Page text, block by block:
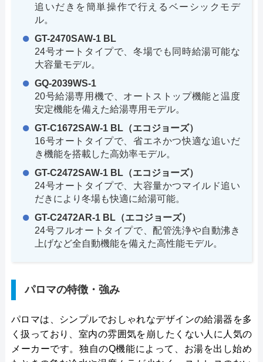
追いだきを簡単操作で行えるベーシックモデ
ル。
GT-2470SAW-1 BL
24号オートタイプで、冬場でも同時給湯可能な
大容量モデル。
GQ-2039WS-1
20号給湯専用機で、オートストップ機能と温度
安定機能を備えた給湯専用モデル。
GT-C1672SAW-1 BL（エコジョーズ）
16号オートタイプで、省エネかつ快適な追いだ
き機能を搭載した高効率モデル。
GT-C2472SAW-1 BL（エコジョーズ）
24号オートタイプで、大容量かつマイルド追い
だきにより冬場も快適に給湯可能。
GT-C2472AR-1 BL（エコジョーズ）
24号フルオートタイプで、配管洗浄や自動沸き
上げなど全自動機能を備えた高性能モデル。
パロマの特徴・強み
パロマは、シンプルでおしゃれなデザインの給湯器を多
く扱っており、室内の雰囲気を崩したくない人に人気の
メーカーです。独自のQ機能によって、お湯を出し始め